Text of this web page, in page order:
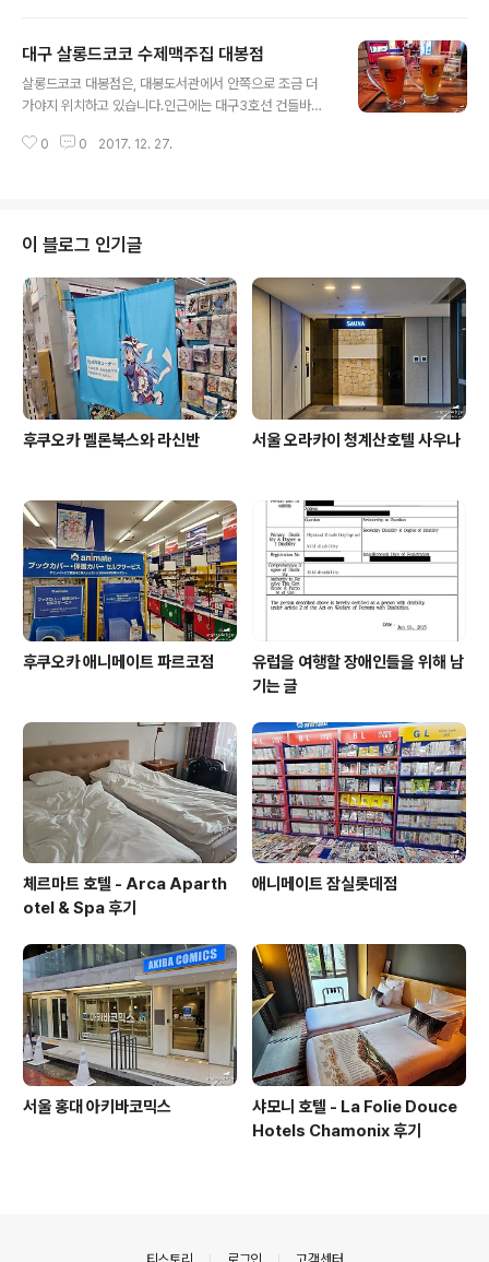
습니다.제가 시킨 강산직원냉면.물냉면 기반에 비빔냉면소
스를 넣은거라 합니다.온면. 결론적으로 온면은 돈주고 먹
을게 안된다라는 것을 깨닫게 되었네요.맛이 없습니다.정
니다만, 온면은 진짜 돈주고 먹기는 아까웠네요.
대구 살롱드코코 수제맥주집 대봉점
살롱드코코 대봉점은, 대봉도서관에서 안쪽으로 조금 더
가야지 위치하고 있습니다.인근에는 대구3호선 건들바위
인적으로는 건들바위역이 조금 더 가깝지 않나 생각합니
뉴판은 위와 같습니다.가격은 변동될 수 있습니다. 이전 리
뷰에서도 적었듯이, 종류가 많지 않다는 것은 아쉽습니다.
의자와 테이블이 전부 높습니다.왼쪽이 세션IPA 오른쪽이
바이스 입니다.전반적으로 가격대는 착한편입니다.잔당 7
~8천원에 일부 맥주들의 경우 잔당 만원이 넘어가는 맥주
들도 종종 마셨었기에이렇게 잔당 5천원이 안..
0 0 2017. 12. 27.
이 블로그 인기글
후쿠오카 멜론북스와 라신반 서울 오라카이 청계산호텔 사우나
후쿠오카 애니메이트 파르코점
유럽을 여행할 장애인들을 위해 남
기는 글
체르마트 호텔 - Arca Aparth
otel & Spa 후기
애니메이트 잠실롯데점
서울 홍대 아키바코믹스
샤모니 호텔 - La Folie Douce
Hotels Chamonix 후기